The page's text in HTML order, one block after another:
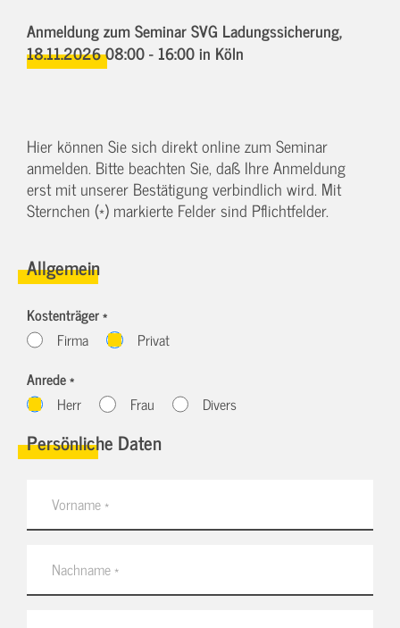
Anmeldung zum Seminar SVG Ladungssicherung,
18.11.2026 08:00 - 16:00in Köln
Hier können Sie sich direkt online zum Seminar
anmelden. Bitte beachten Sie, daß Ihre Anmeldung
erst mit unserer Bestätigung verbindlich wird. Mit
Sternchen (*) markierte Felder sind Pflichtfelder.
Allgemein
Kostenträger *
Firma
Privat
Anrede *
Herr
Frau Divers
Persönliche Daten